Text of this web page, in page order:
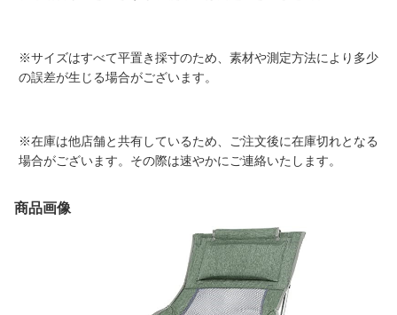
※サイズはすべて平置き採寸のため、素材や測定方法により多少
の誤差が生じる場合がございます。
※在庫は他店舗と共有しているため、ご注文後に在庫切れとなる
場合がございます。その際は速やかにご連絡いたします。
商品画像